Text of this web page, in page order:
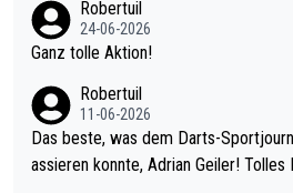
mal 40+ erst recht. Da gewinnst keinen Blumentopf - ist ja noc
h krasser wie ein Pokalspiel eines Kreisligisten vs einem Bund
Robertuil
24-06-2026
Ganz tolle Aktion!
Robertuil
11-06-2026
Das beste, was dem Darts-
assieren konnte, Adrian Geiler! Tolles